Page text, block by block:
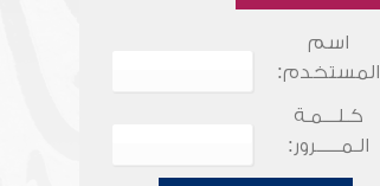
اسم
المستخدم:
كـلـــمـة
الـمـــــرور: